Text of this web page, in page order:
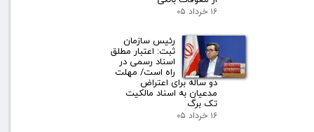
۱۶ خرداد ۰۵
رئیس سازمان
ثبت: اعتبار مطلق
اسناد رسمی در
راه است/ مهلت
دو ساله برای اعتراض
مدعیان به اسناد مالکیت
تک برگ
۱۶ خرداد ۰۵